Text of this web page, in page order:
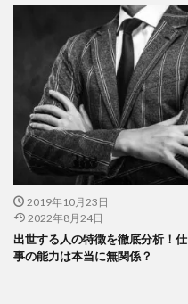
2019年10月23日
2022年8月24日
出世する人の特徴を徹底分析！仕
事の能力は本当に無関係？